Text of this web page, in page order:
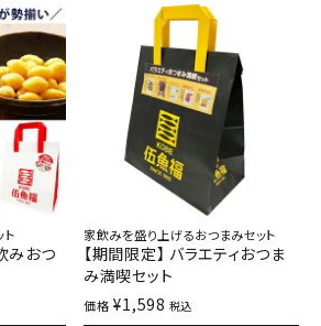
みおつ
家飲みを盛り上げるおつまみセット
【期間限定】 バラエティおつま
み満喫セット
価格 ¥1,598 税込